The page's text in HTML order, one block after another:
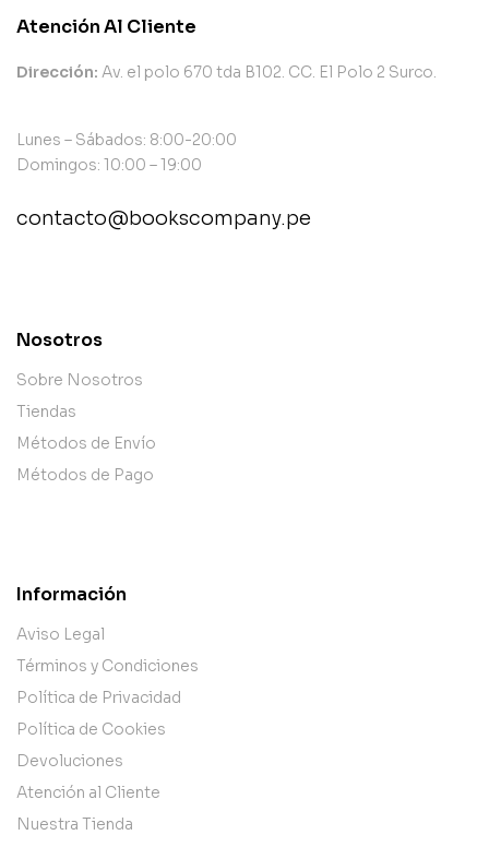
Atención Al Cliente
Dirección: Av. el polo 670 tda B102. CC. El Polo 2 Surco.
Lunes – Sábados: 8:00-20:00
Domingos: 10:00 – 19:00
contacto@bookscompany.pe
Nosotros
Sobre Nosotros
Tiendas
Métodos de Envío
Métodos de Pago
Información
Aviso Legal
Términos y Condiciones
Política de Privacidad
Política de Cookies
Devoluciones
Atención al Cliente
Nuestra Tienda